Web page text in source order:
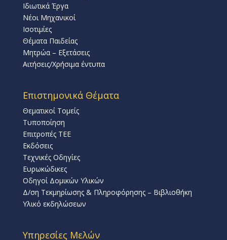
Ιδιωτικά Έργα
Νέοι Μηχανικοί
Ισοτιμίες
Θέματα Παιδείας
Μητρώα – Εξετάσεις
Αιτήσεις/Χρήσιμα έντυπα
Επιστημονικά Θέματα
Θεματικοί Τομείς
Τυποποίηση
Επιτροπές ΤΕΕ
Εκδόσεις
Τεχνικές Οδηγίες
Ευρωκώδικες
Οδηγοί Δομικών Υλικών
Δ/ση Τεκμηρίωσης & Πληροφόρησης – Βιβλιοθήκη
Υλικό εκδηλώσεων
Υπηρεσίες Μελών